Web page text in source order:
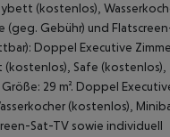
(kostenlos),
(geg. Gebühr) und
Doppel Executive
Safe (kostenlos),
29 m². Doppel
(kostenlos),
Sat-TV sowie individuell